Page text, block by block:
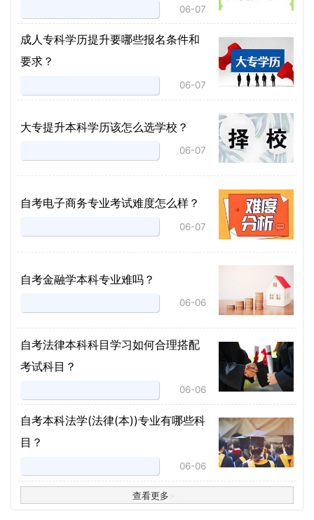
06-07
成人专科学历提升要哪些报名条件和
要求？
06-07
大专提升本科学历该怎么选学校？
06-07
自考电子商务专业考试难度怎么样？
06-07
自考金融学本科专业难吗？
06-06
自考法律本科科目学习如何合理搭配
考试科目？
06-06
​自考本科法学(法律(本))专业有哪些科
目？
06-06
查看更多